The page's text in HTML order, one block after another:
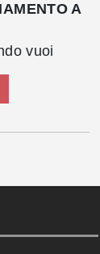
A
vuoi